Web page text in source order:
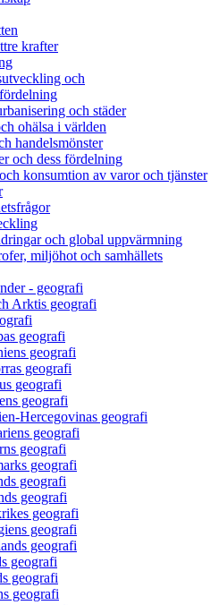
krafter
och
och städer
ohälsa i världen
handelsmönster
och dess fördelning
konsumtion av varor och tjänster
och global uppvärmning
miljöhot och samhällets
- geografi
Arktis geografi
geografi
geografi
geografi
geografi
geografi
Hercegovinas geografi
geografi
geografi
geografi
geografi
geografi
geografi
geografi
geografi
geografi
geografi
geografi